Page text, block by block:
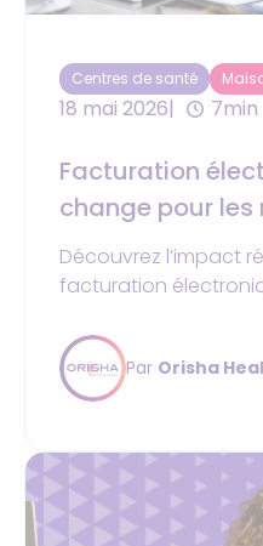
Centres de santé
18 mai 2026 7min
Facturation
change pour les
Découvrez l’impact
facturation
logiciels.
Par Orisha